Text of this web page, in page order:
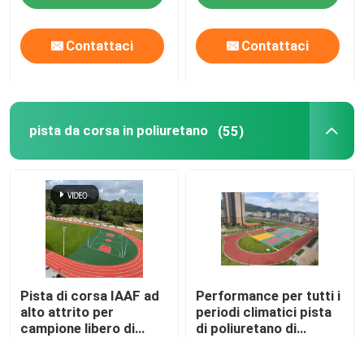
Contattaci Contattaci
pista da corsa in poliuretano (55)
Pista di corsa IAAF ad
alto attrito per
campione libero di
Performance per tutti i
periodi climatici pista
di poliuretano di